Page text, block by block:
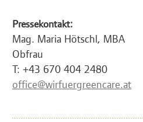
Pressekontakt:
Mag. Maria Hötschl, MBA
Obfrau
T: +43 670 404 2480
office@wirfuergreencare.at